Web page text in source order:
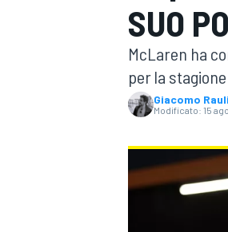
MOTOGP
SUO
McLaren ha
per la
Giacomo Rauli
Modificato: 15